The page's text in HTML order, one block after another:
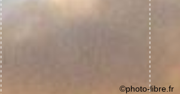
©photo-libre.fr